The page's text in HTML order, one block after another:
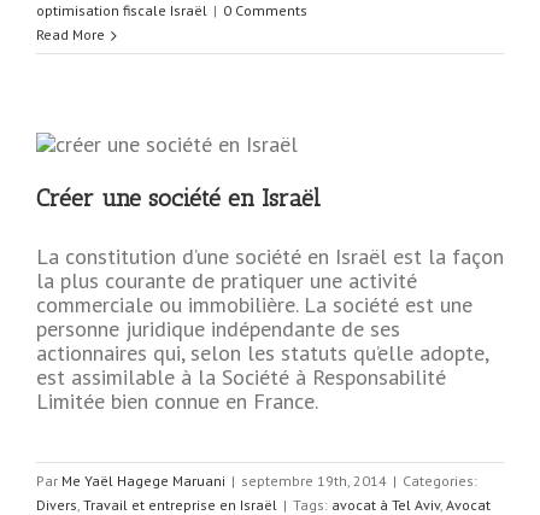
optimisation fiscale Israël | 0 Comments
Read More
Créer une société en Israël
La constitution d’une société en Israël est la façon
la plus courante de pratiquer une activité
commerciale ou immobilière. La société est une
personne juridique indépendante de ses
actionnaires qui, selon les statuts qu’elle adopte,
est assimilable à la Société à Responsabilité
Limitée bien connue en France.
Par Me Yaël Hagege Maruani | septembre 19th, 2014 | Categories:
Divers, Travail et entreprise en Israël | Tags: avocat à Tel Aviv, Avocat